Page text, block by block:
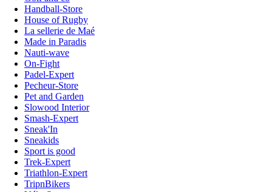
Handball-Store
House of Rugby
La sellerie de Maé
Made in Paradis
Nauti-wave
On-Fight
Padel-Expert
Pecheur-Store
Pet and Garden
Slowood Interior
Smash-Expert
Sneak'In
Sneakids
Sport is good
Trek-Expert
Triathlon-Expert
TripnBikers